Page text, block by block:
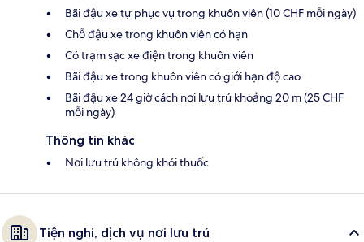
Bãi đậu xe tự phục vụ trong khuôn viên (10 CHF mỗi ngày)
Chỗ đậu xe trong khuôn viên có hạn
Có trạm sạc xe điện trong khuôn viên
Bãi đậu xe trong khuôn viên có giới hạn độ cao
Bãi đậu xe 24 giờ cách nơi lưu trú khoảng 20 m (25 CHF
mỗi ngày)
Thông tin khác
Nơi lưu trú không khói thuốc
Tiện nghi, dịch vụ nơi lưu trú